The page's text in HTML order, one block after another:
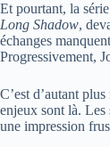
Et pourtant, la
Long Shadow,
échanges
Progressivement,
C’est d’autant
enjeux sont là. Les
une impression